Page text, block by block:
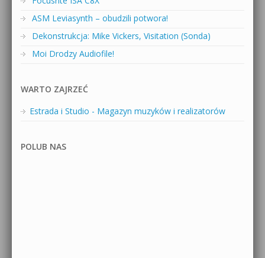
ASM Leviasynth – obudzili potwora!
Dekonstrukcja: Mike Vickers, Visitation (Sonda)
Moi Drodzy Audiofile!
WARTO ZAJRZEĆ
Estrada i Studio - Magazyn muzyków i realizatorów
POLUB NAS